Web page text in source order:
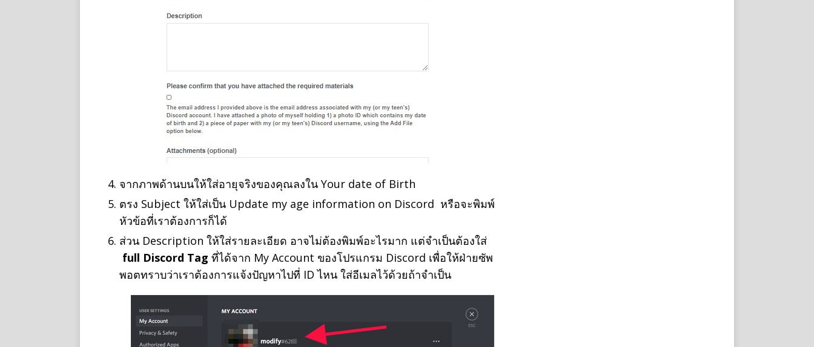
จากภาพด้านบนให้ใส่อายุจริงของคุณลงใน Your date of Birth
ตรง Subject ให้ใส่เป็น Update my age information on Discord หรือจะพิมพ์
หัวข้อที่เราต้องการก็ได้
ส่วน Description ให้ใส่รายละเอียด อาจไม่ต้องพิมพ์อะไรมาก แต่จำเป็นต้องใส่
full Discord Tag ที่ได้จาก My Account ของโปรแกรม Discord เพื่อให้ฝ่ายซัพ
พอตทราบว่าเราต้องการแจ้งปัญหาไปที่ ID ไหน ใส่อีเมลไว้ด้วยถ้าจำเป็น